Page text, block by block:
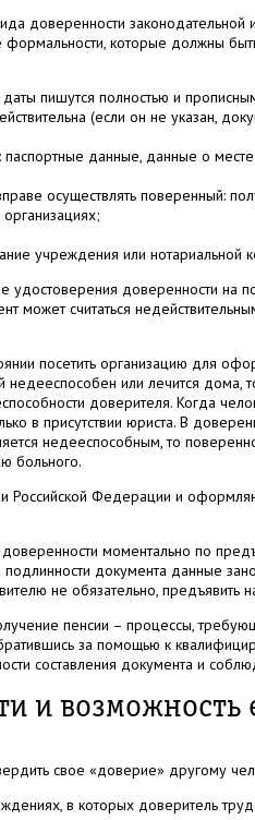
доверенности
которые должны
пишутся полностью и
(если он не указан,
данные, данные о месте
осуществлять поверенный:
учреждения или
доверенности на
может считаться
посетить организацию для
или лечится дома,
доверителя. Когда
в присутствии юриста. В
недееспособным, то
больного.
Российской Федерации и
моментально по
документа данные
не обязательно, предъявить
пенсии – процессы,
за помощью к
составления документа и
и
свое «доверие» другому
в которых доверитель